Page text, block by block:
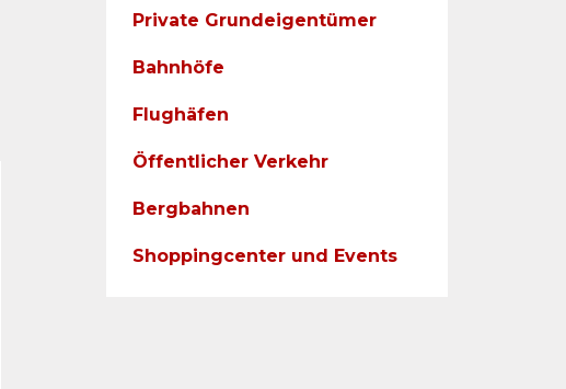
Private Grundeigentümer
Bahnhöfe
Flughäfen
Öffentlicher Verkehr
Bergbahnen
Shoppingcenter und Events